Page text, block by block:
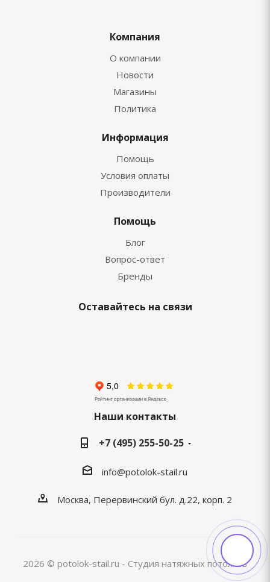
Компания
О компании
Новости
Магазины
Политика
Информация
Помощь
Условия оплаты
Производители
Помощь
Блог
Вопрос-ответ
Бренды
Оставайтесь на связи
Наши контакты
+7 (495) 255-50-25
info@potolok-stail.ru
Москва, Перервинский бул. д.22, корп. 2
2026 © potolok-stail.ru - Студия натяжных потолков